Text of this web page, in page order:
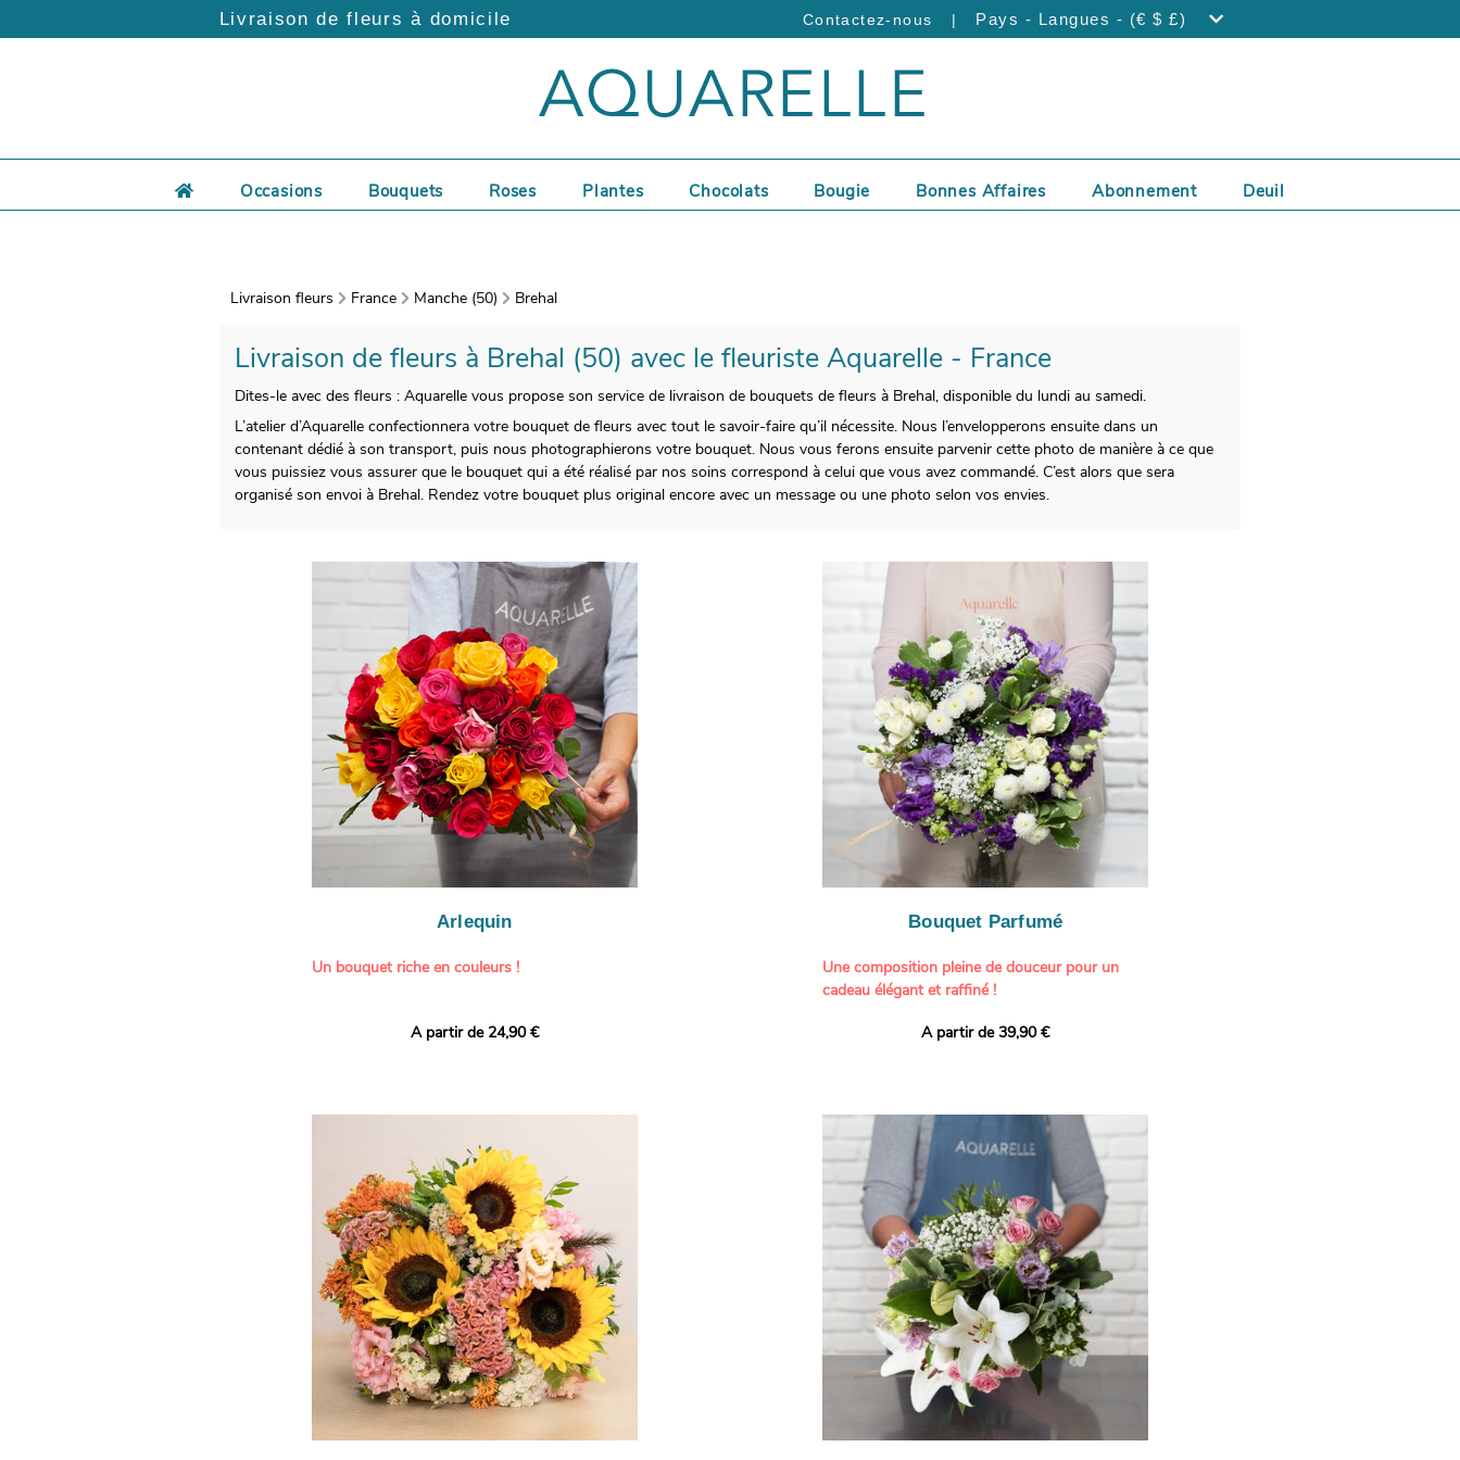
Livraison de fleurs à domicile Contactez-nous | Pays - Langues - (€ $ £)
Occasions Bouquets Roses Plantes Chocolats Bougie Bonnes Affaires Abonnement Deuil
Livraison fleurs France Manche (50) Brehal
Livraison de fleurs à Brehal (50) avec le fleuriste Aquarelle - France
Dites-le avec des fleurs : Aquarelle vous propose son service de livraison de bouquets de fleurs à Brehal, disponible du lundi au samedi.
L’atelier d’Aquarelle confectionnera votre bouquet de fleurs avec tout le savoir-faire qu’il nécessite. Nous l’envelopperons ensuite dans un
contenant dédié à son transport, puis nous photographierons votre bouquet. Nous vous ferons ensuite parvenir cette photo de manière à ce que
vous puissiez vous assurer que le bouquet qui a été réalisé par nos soins correspond à celui que vous avez commandé. C’est alors que sera
organisé son envoi à Brehal. Rendez votre bouquet plus original encore avec un message ou une photo selon vos envies.
Arlequin
Un bouquet riche en couleurs !
vives pour un effet vitaminé garanti. Un
'Tropical Amazone' et 'Wild Calypso', connues
pour leur tenue en vase, leurs teintes
incroyables et le parfait épanouissement de
leurs boutons.
Une explosion de couleurs dans un bouquet de
roses fraîches !
Il contient :
- Un mélange harmonieux de roses roses,
rouges, jaunes et orange
- Quelques feuillages pour structurer
À offrir pour :
- Souhaiter un anniversaire joyeux et coloré
A partir de 24,90 €
Bouquet Parfumé
Une composition pleine de douceur pour un
cadeau élégant et raffiné !
Offrez un bouquet délicat et généreux, imaginé
création une touche de pureté et de
romantisme, tandis que les giroflées dévoilent
un parfum délicat et une allure naturellement
poétique. Le gypsophile, léger et aérien, vient
envelopper l’ensemble de douceur, pendant que
les lisianthus ajoutent une note d’élégance et de
raffinement à cette harmonie florale.
Chaque tige a été sélectionnée avec soin pour
composer un bouquet lumineux, plein de
charme et de délicatesse. Avec son bel équilibre
entre volume, finesse et parfum, cette création
florale est idéale pour célébrer les plus beaux
moments de vie avec grâce et émotion.
A partir de 39,90 €